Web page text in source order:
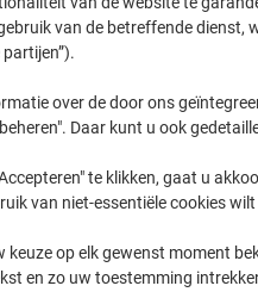
gekochte cartridges te tonen
Samsung Xpress
Sorteer op:
van de betreffende dienst,
partijen”).
over de door ons
Daar kunt u ook
te klikken, gaat u
van niet-essentiële cookies
keuze op elk gewenst moment
en zo uw toestemming